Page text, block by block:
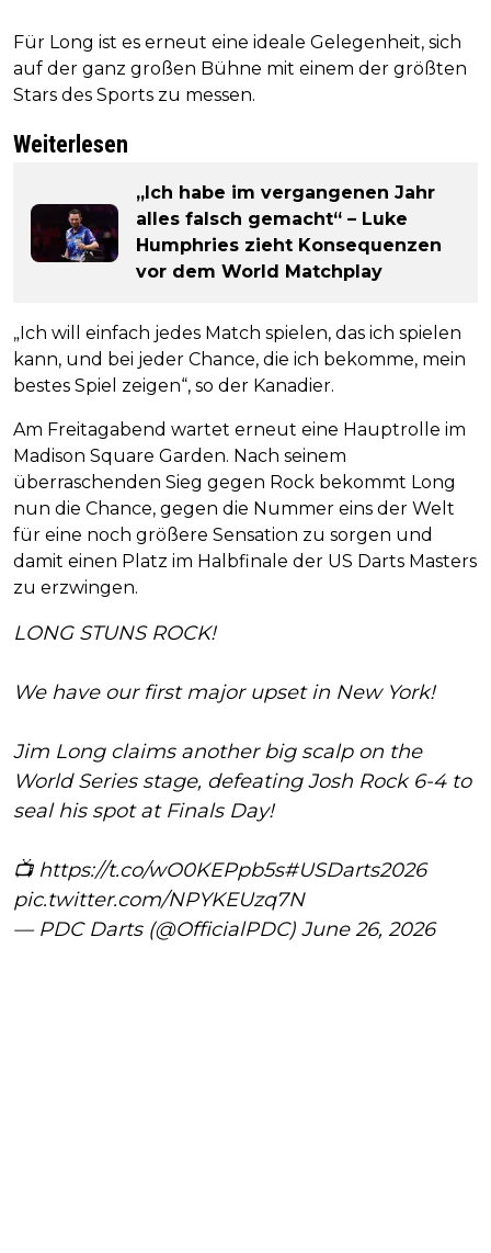
Für Long ist es erneut eine ideale Gelegenheit, sich
auf der ganz großen Bühne mit einem der größten
Stars des Sports zu messen.
Weiterlesen
„Ich habe im vergangenen Jahr
alles falsch gemacht“ – Luke
Humphries zieht Konsequenzen
vor dem World Matchplay
„Ich will einfach jedes Match spielen, das ich spielen
kann, und bei jeder Chance, die ich bekomme, mein
bestes Spiel zeigen“, so der Kanadier.
Am Freitagabend wartet erneut eine Hauptrolle im
Madison Square Garden. Nach seinem
überraschenden Sieg gegen Rock bekommt Long
nun die Chance, gegen die Nummer eins der Welt
für eine noch größere Sensation zu sorgen und
damit einen Platz im Halbfinale der US Darts Masters
zu erzwingen.
LONG STUNS ROCK!
We have our first major upset in New York!
Jim Long claims another big scalp on the
World Series stage, defeating Josh Rock 6-4 to
seal his spot at Finals Day!
📺 https://t.co/wO0KEPpb5s#USDarts2026
pic.twitter.com/NPYKEUzq7N
— PDC Darts (@OfficialPDC) June 26, 2026